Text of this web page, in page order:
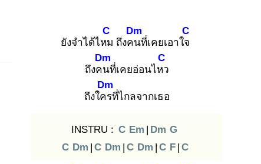
ยังจำได้ไหม
C
ถึงคน
Dm
ที่เคยเอาใจ
C
ถึงคน
Dm
ที่เคยอ่อนไหว
C
ถึงใคร
Dm
ที่ไกลจากเธอ
INSTRU : C Em | Dm G
C Dm | C Dm | C Dm | C F | C